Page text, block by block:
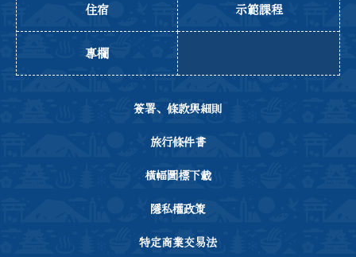
住宿 示範課程
專欄
簽署、條款與細則
旅行條件書
橫幅圖標下載
隱私權政策
特定商業交易法